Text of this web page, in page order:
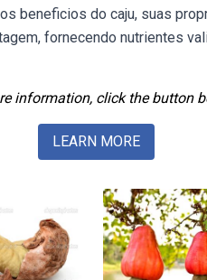
beneficios do caju, suas
fornecendo nutrientes
information, click the button
LEARN MORE